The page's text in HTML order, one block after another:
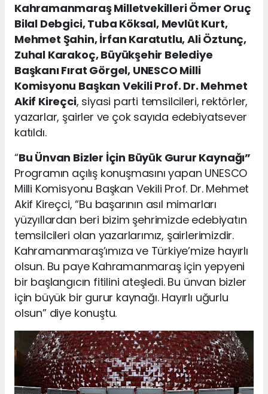
Kahramanmaraş Milletvekilleri Ömer Oruç
Bilal Debgici, Tuba Köksal, Mevlüt Kurt,
Mehmet Şahin, İrfan Karatutlu, Ali Öztunç,
Zuhal Karakoç, Büyükşehir Belediye
Başkanı Fırat Görgel, UNESCO Milli
Komisyonu Başkan Vekili Prof. Dr. Mehmet
Akif Kireçci, siyasi parti temsilcileri, rektörler,
yazarlar, şairler ve çok sayıda edebiyatsever
katıldı.
“Bu Ünvan Bizler İçin Büyük Gurur Kaynağı”
Programın açılış konuşmasını yapan UNESCO
Milli Komisyonu Başkan Vekili Prof. Dr. Mehmet
Akif Kireçci, “Bu başarının asıl mimarları
yüzyıllardan beri bizim şehrimizde edebiyatın
temsilcileri olan yazarlarımız, şairlerimizdir.
Kahramanmaraş’ımıza ve Türkiye’mize hayırlı
olsun. Bu paye Kahramanmaraş için yepyeni
bir başlangıcın fitilini ateşledi. Bu ünvan bizler
için büyük bir gurur kaynağı. Hayırlı uğurlu
olsun” diye konuştu.